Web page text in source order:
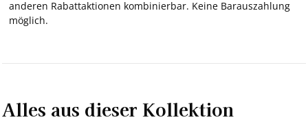
anderen Rabattaktionen kombinierbar. Keine Barauszahlung
möglich.
Alles aus dieser Kollektion